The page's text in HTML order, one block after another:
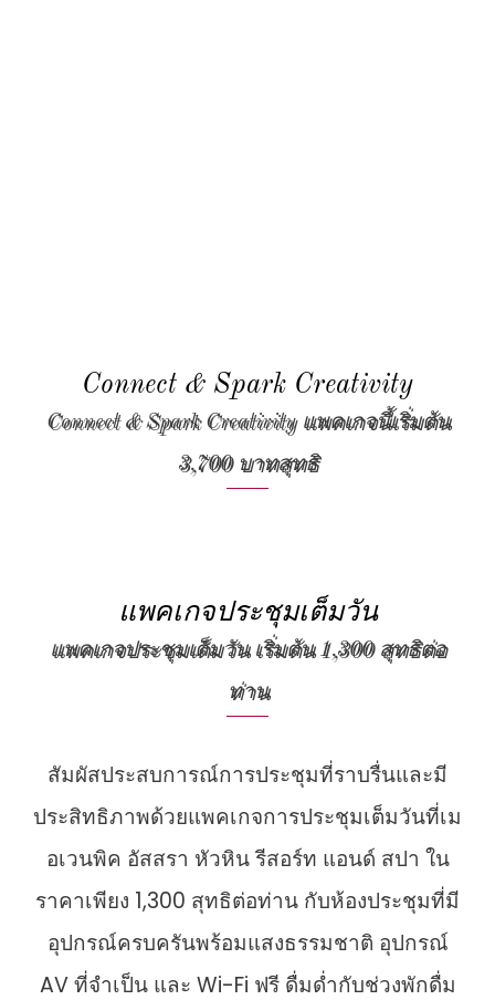
Connect & Spark Creativity
Connect & Spark Creativity แพคเกจนี้เริ่มต้น
3,700 บาทสุทธิ
แพคเกจประชุมเต็มวัน
แพคเกจประชุมเต็มวัน เริ่มต้น 1,300 สุทธิต่อ
ท่าน
สัมผัสประสบการณ์การประชุมที่ราบรื่นและมี
ประสิทธิภาพด้วยแพคเกจการประชุมเต็มวันที่เม
อเวนพิค อัสสรา หัวหิน รีสอร์ท แอนด์ สปา ใน
ราคาเพียง 1,300 สุทธิต่อท่าน กับห้องประชุมที่มี
อุปกรณ์ครบครันพร้อมแสงธรรมชาติ อุปกรณ์
AV ที่จำเป็น และ Wi-Fi ฟรี ดื่มด่ำกับช่วงพักดื่ม